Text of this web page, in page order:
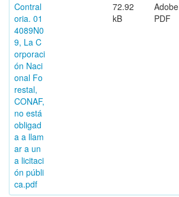
Contral
oria. 01
4089N0
9, La C
orporaci
ón Naci
onal Fo
restal,
CONAF,
no está
obligad
a a llam
ar a un
a licitaci
ón públi
ca.pdf
72.92
kB
Adobe
PDF